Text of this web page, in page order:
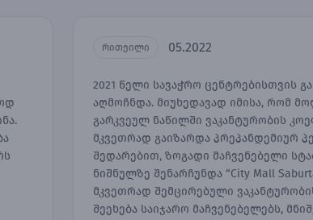
რითეილი 05.2022
2021 წელი სავაჭრო ცენტრებისთვის
აღმოჩნდა. მიუხედავად იმისა, რომ
გარკვეულ ნაწილში ვაკანტურობის
მკვეთრად გაიზარდა პრეპანდემიურ
შედარებით, ზოგადი მაჩვენებელი
ნიშნულზე შენარჩუნდა “City Mall
მკვეთრად შემცირებული
შეეხება საიჯარო მაჩვენებელებს,